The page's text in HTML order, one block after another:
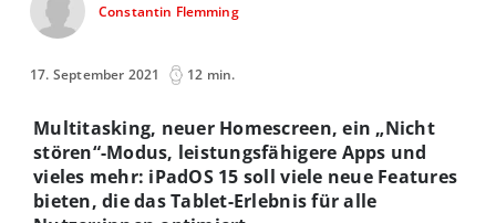
Constantin Flemming
17. September 2021 12 min.
Multitasking, neuer Homescreen, ein „Nicht
stören“-Modus, leistungsfähigere Apps und
vieles mehr: iPadOS 15 soll viele neue Features
bieten, die das Tablet-Erlebnis für alle